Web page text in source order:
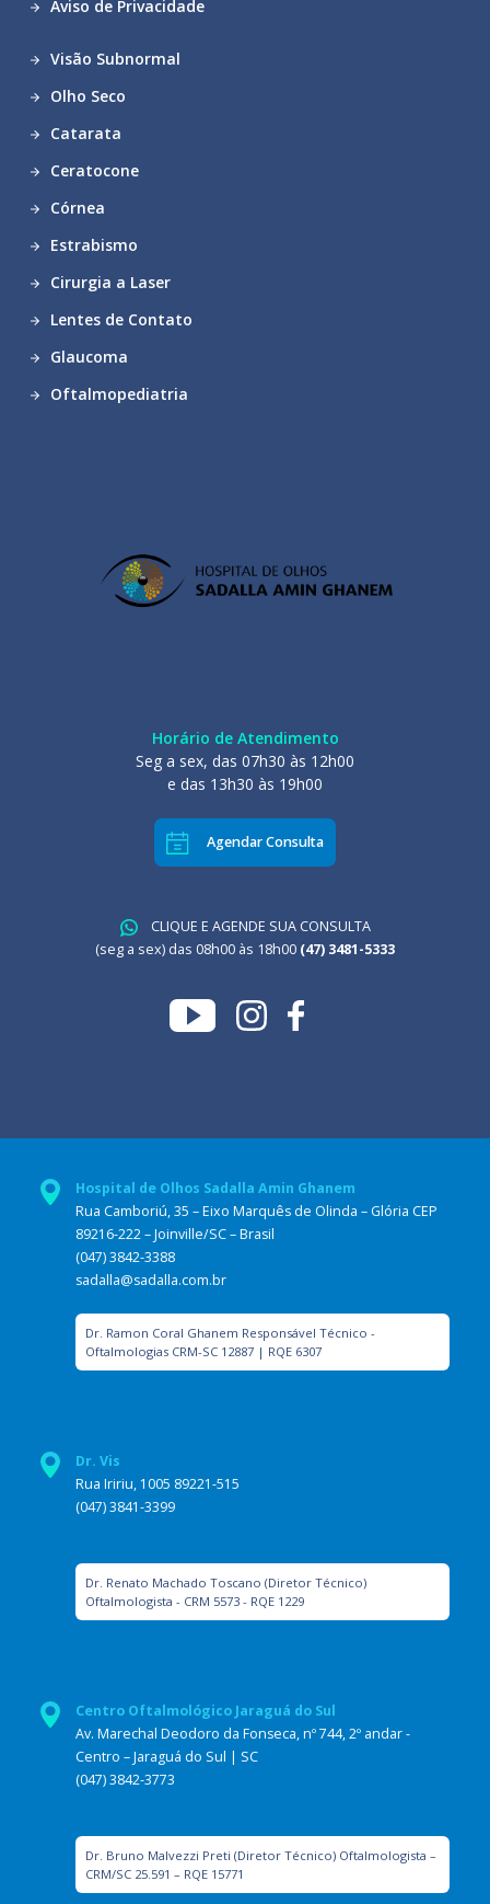
Aviso de Privacidade
Visão Subnormal
Olho Seco
Catarata
Ceratocone
Córnea
Estrabismo
Cirurgia a Laser
Lentes de Contato
Glaucoma
Oftalmopediatria
Horário de Atendimento
Seg a sex, das 07h30 às 12h00
e das 13h30 às 19h00
Agendar Consulta
CLIQUE E AGENDE SUA CONSULTA
(seg a sex) das 08h00 às 18h00 (47) 3481-5333
Hospital de Olhos Sadalla Amin Ghanem
Rua Camboriú, 35 – Eixo Marquês de Olinda – Glória CEP
89216-222 – Joinville/SC – Brasil
(047) 3842-3388
sadalla@sadalla.com.br
Dr. Ramon Coral Ghanem Responsável Técnico -
Oftalmologias CRM-SC 12887 | RQE 6307
Dr. Vis
Rua Iririu, 1005 89221-515
(047) 3841-3399
Dr. Renato Machado Toscano (Diretor Técnico)
Oftalmologista - CRM 5573 - RQE 1229
Centro Oftalmológico Jaraguá do Sul
Av. Marechal Deodoro da Fonseca, nº 744, 2º andar -
Centro – Jaraguá do Sul | SC
(047) 3842-3773
Dr. Bruno Malvezzi Preti (Diretor Técnico) Oftalmologista –
CRM/SC 25.591 – RQE 15771